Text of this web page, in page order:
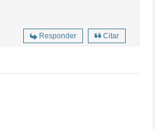
Responder Citar